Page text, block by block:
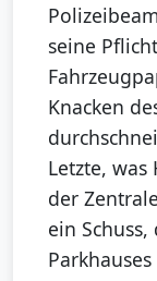
seine
Knacken
Letzte,
der
ein